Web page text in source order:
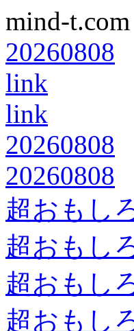
mind-t.com
20260808
link
link
20260808
20260808
超おもし
超おもし
超おもし
超おもし